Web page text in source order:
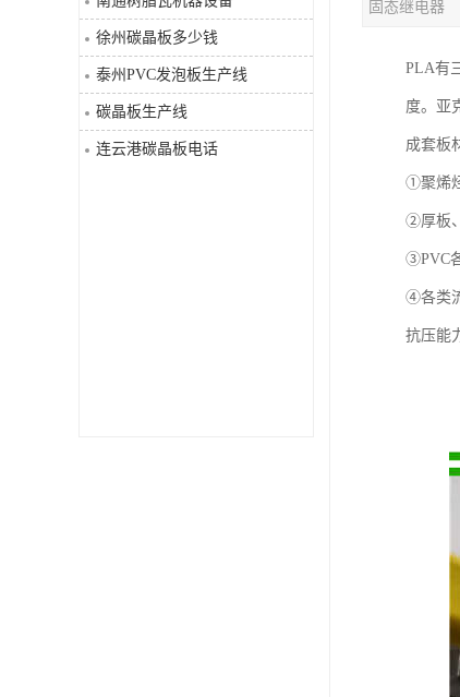
徐州碳晶板多少钱
泰州PVC发泡板生产线
碳晶板生产线
连云港碳晶板电话
固态继电器
PLA有
度。亚
成套板
①聚烯
②厚板
③PVC
④各类
抗压能